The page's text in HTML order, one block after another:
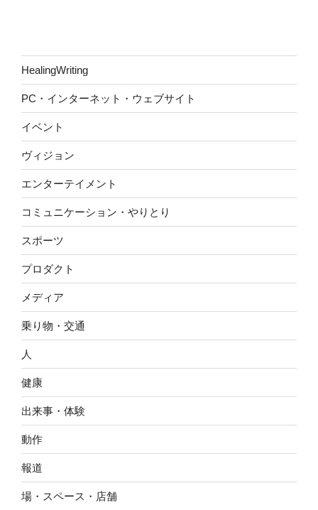
HealingWriting
PC・インターネット・ウェブサイト
イベント
ヴィジョン
エンターテイメント
コミュニケーション・やりとり
スポーツ
プロダクト
メディア
乗り物・交通
人
健康
出来事・体験
動作
報道
場・スペース・店舗